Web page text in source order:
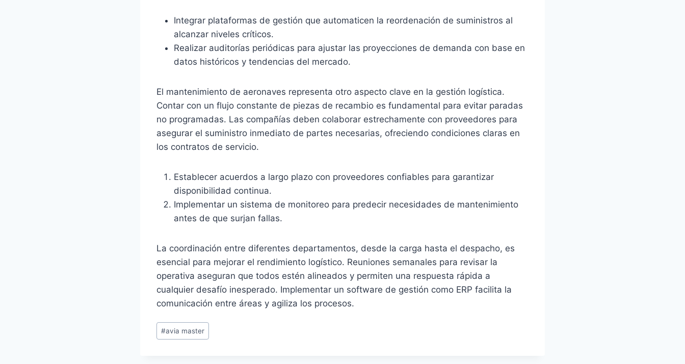
Integrar plataformas de gestión que automaticen la reordenación de suministros al
alcanzar niveles críticos.
Realizar auditorías periódicas para ajustar las proyecciones de demanda con base en
datos históricos y tendencias del mercado.
El mantenimiento de aeronaves representa otro aspecto clave en la gestión logística.
Contar con un flujo constante de piezas de recambio es fundamental para evitar paradas
no programadas. Las compañías deben colaborar estrechamente con proveedores para
asegurar el suministro inmediato de partes necesarias, ofreciendo condiciones claras en
los contratos de servicio.
Establecer acuerdos a largo plazo con proveedores confiables para garantizar
disponibilidad continua.
Implementar un sistema de monitoreo para predecir necesidades de mantenimiento
antes de que surjan fallas.
La coordinación entre diferentes departamentos, desde la carga hasta el despacho, es
esencial para mejorar el rendimiento logístico. Reuniones semanales para revisar la
operativa aseguran que todos estén alineados y permiten una respuesta rápida a
cualquier desafío inesperado. Implementar un software de gestión como ERP facilita la
comunicación entre áreas y agiliza los procesos.
Post
Tags:
#avia master